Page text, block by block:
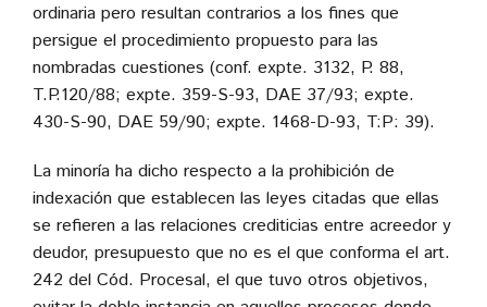
ordinaria pero resultan contrarios a los fines que
persigue el procedimiento propuesto para las
nombradas cuestiones (conf. expte. 3132, P. 88,
T.P.120/88; expte. 359-S-93, DAE 37/93; expte.
430-S-90, DAE 59/90; expte. 1468-D-93, T:P: 39).
La minoría ha dicho respecto a la prohibición de
indexación que establecen las leyes citadas que ellas
se refieren a las relaciones crediticias entre acreedor y
deudor, presupuesto que no es el que conforma el art.
242 del Cód. Procesal, el que tuvo otros objetivos,